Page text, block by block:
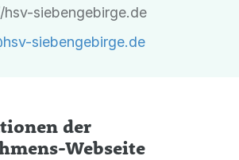
siebengebirge.de
hsv-siebengebirge.de
der
Webseite